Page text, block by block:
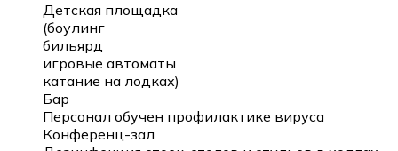
Детская площадка
(боулинг
бильярд
игровые автоматы
катание на лодках)
Бар
Персонал обучен профилактике вируса
Конференц-зал